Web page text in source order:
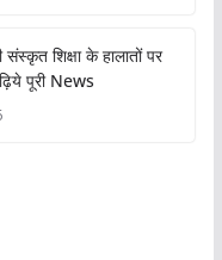
शिक्षा के हालातों पर
पूरी News